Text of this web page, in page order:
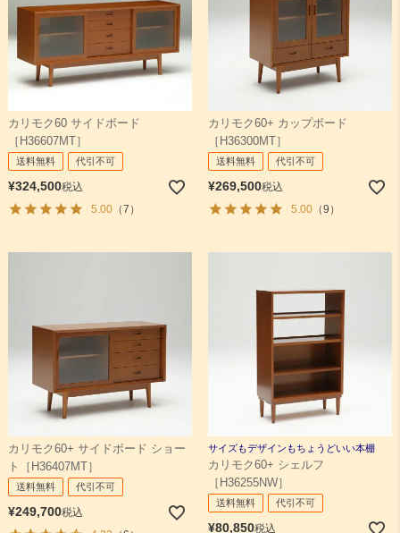
カリモク60 サイドボード
［H36607MT］
送料無料 代引不可
¥324,500税込
5.00（7）
カリモク60+ カップボード
［H36300MT］
送料無料 代引不可
¥269,500税込
5.00（9）
カリモク60+ サイドボード ショー
ト［H36407MT］
送料無料 代引不可
¥249,700税込
サイズもデザインもちょうどいい本棚
カリモク60+ シェルフ
［H36255NW］
送料無料 代引不可
¥80,850税込